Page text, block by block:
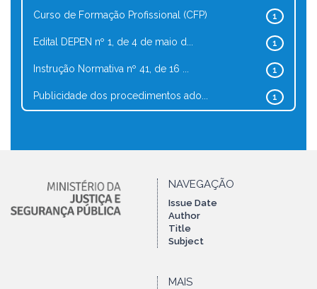
1
Curso de Formação Profissional (CFP)
1
Edital DEPEN nº 1, de 4 de maio d...
1
Instrução Normativa nº 41, de 16 ...
1
Publicidade dos procedimentos ado...
NAVEGAÇÃO
Issue Date
Author
Title
Subject
MAIS